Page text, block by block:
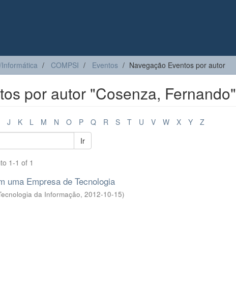
COMPSI Eventos Navegação Eventos por autor
por autor "Cosenza, Fernando"
J K L M N O P Q R S T U V W X Y
Z
Ir
1-1 of 1
uma Empresa de Tecnologia
da Informação, 2012-10-15)